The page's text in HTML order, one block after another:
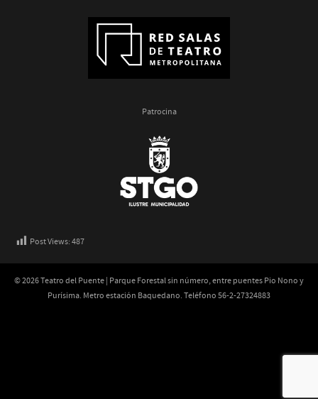
Patrocina
Post Views:487
© 2026 Teatro del Puente | Parque Forestal sin número, entre puentes Pio Nono y
Purísima. Metro estación Baquedano. Teléfono 56-2-27324883